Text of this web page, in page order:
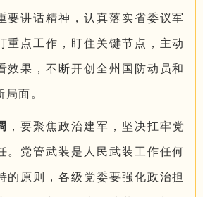
要讲话精神，认真落实省委议军
重点工作，盯住关键节点，主动
效果，不断开创全州国防动员和
面。
，要聚焦政治建军，坚决扛牢党
。党管武装是人民武装工作任何
的原则，各级党委要强化政治担